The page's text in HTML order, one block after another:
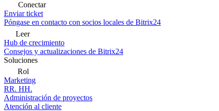
Conectar
Enviar ticket
Póngase en contacto con socios locales de Bitrix24
Leer
Hub de crecimiento
Consejos y actualizaciones de Bitrix24
Soluciones
Rol
Marketing
RR. HH.
Administración de proyectos
Atención al cliente